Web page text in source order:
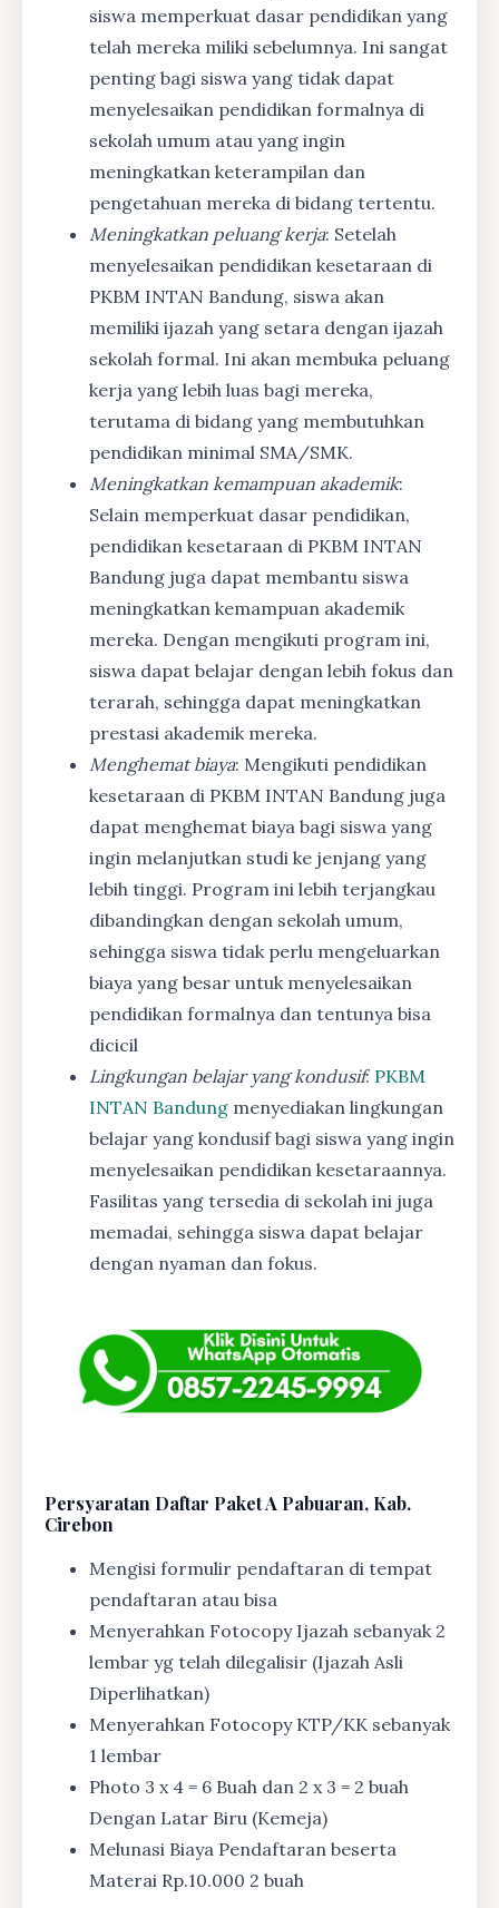
siswa memperkuat dasar pendidikan yang
telah mereka miliki sebelumnya. Ini sangat
penting bagi siswa yang tidak dapat
menyelesaikan pendidikan formalnya di
sekolah umum atau yang ingin
meningkatkan keterampilan dan
pengetahuan mereka di bidang tertentu.
Meningkatkan peluang kerja: Setelah
menyelesaikan pendidikan kesetaraan di
PKBM INTAN Bandung, siswa akan
memiliki ijazah yang setara dengan ijazah
sekolah formal. Ini akan membuka peluang
kerja yang lebih luas bagi mereka,
terutama di bidang yang membutuhkan
pendidikan minimal SMA/SMK.
Meningkatkan kemampuan akademik:
Selain memperkuat dasar pendidikan,
pendidikan kesetaraan di PKBM INTAN
Bandung juga dapat membantu siswa
meningkatkan kemampuan akademik
mereka. Dengan mengikuti program ini,
siswa dapat belajar dengan lebih fokus dan
terarah, sehingga dapat meningkatkan
prestasi akademik mereka.
Menghemat biaya: Mengikuti pendidikan
kesetaraan di PKBM INTAN Bandung juga
dapat menghemat biaya bagi siswa yang
ingin melanjutkan studi ke jenjang yang
lebih tinggi. Program ini lebih terjangkau
dibandingkan dengan sekolah umum,
sehingga siswa tidak perlu mengeluarkan
biaya yang besar untuk menyelesaikan
pendidikan formalnya dan tentunya bisa
dicicil
Lingkungan belajar yang kondusif: PKBM
INTAN Bandung menyediakan lingkungan
belajar yang kondusif bagi siswa yang ingin
menyelesaikan pendidikan kesetaraannya.
Fasilitas yang tersedia di sekolah ini juga
memadai, sehingga siswa dapat belajar
dengan nyaman dan fokus.
Persyaratan Daftar Paket A Pabuaran, Kab.
Cirebon
Mengisi formulir pendaftaran di tempat
pendaftaran atau bisa
Menyerahkan Fotocopy Ijazah sebanyak 2
lembar yg telah dilegalisir (Ijazah Asli
Diperlihatkan)
Menyerahkan Fotocopy KTP/KK sebanyak
1 lembar
Photo 3 x 4 = 6 Buah dan 2 x 3 = 2 buah
Dengan Latar Biru (Kemeja)
Melunasi Biaya Pendaftaran beserta
Materai Rp.10.000 2 buah